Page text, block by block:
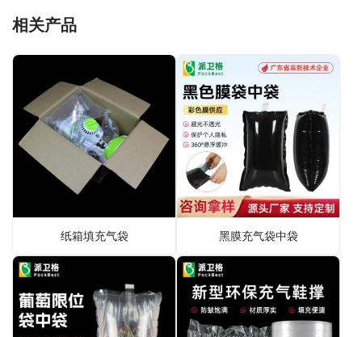
相关产品
纸箱填充气袋 黑膜充气袋中袋